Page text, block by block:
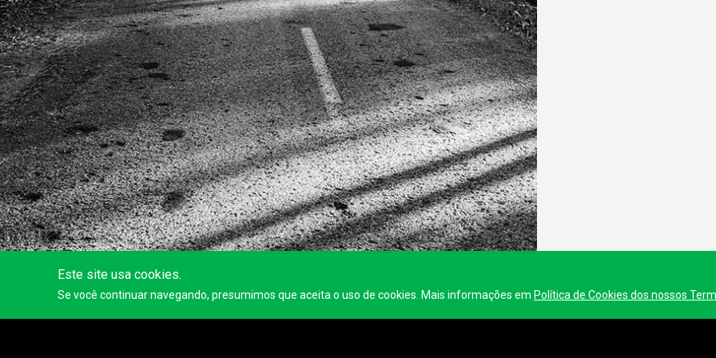
Este site usa cookies.
Se você continuar navegando, presumimos que aceita o uso de cookies. Mais informações em Política de Cookies dos nossos